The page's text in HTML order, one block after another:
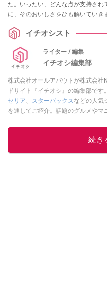
た。いったい、どんな点が支持され
に、そのおいしさをひも解いていき
イチオシスト
ライター / 編集
イチオシ編集部
株式会社オールアバウトが株式会
ドサイト『イチオシ』の編集部です。
セリア、 スターバックスなどの人気
を通してご紹介。話題のグルメや
レビューしています。毎日トレンド
してください！
続き